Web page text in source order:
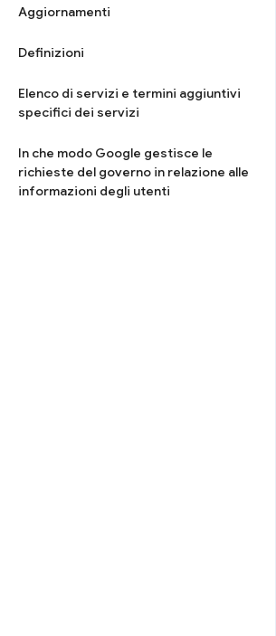
Aggiornamenti
Definizioni
Elenco di servizi e termini aggiuntivi
specifici dei servizi
In che modo Google gestisce le
richieste del governo in relazione alle
informazioni degli utenti